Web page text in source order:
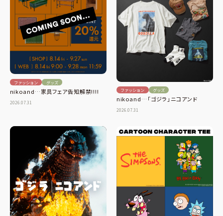
ファッション グッズ
nikoand…家具フェア告知解禁!!!!
2026.07.31
ファッション グッズ
nikoand…「ゴジラ」ニコアンド
2026.07.31